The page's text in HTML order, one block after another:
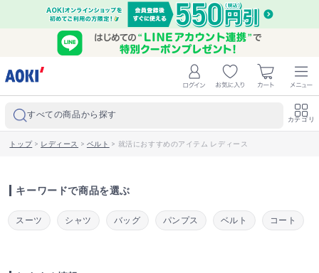
すべての商品から探す カテゴリ
トップ> レディース > ベルト > 就活におすすめのアイテム レディース
キーワードで商品を選ぶ
スーツ シャツ バッグ パンプス ベルト コート